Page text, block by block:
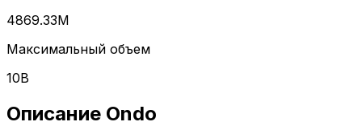
4869.33M
Максимальный объем
10B
Описание Ondo